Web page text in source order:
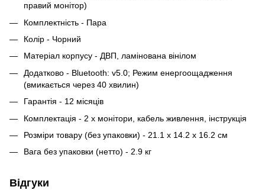
правий монітор)
Комплектність - Пара
Колір - Чорний
Матеріал корпусу - ДВП, ламінована вінілом
Додатково - Bluetooth: v5.0; Режим енергоощадження
(вмикається через 40 хвилин)
Гарантія - 12 місяців
Комплектація - 2 x монітори, кабель живлення, інструкція
Розміри товару (без упаковки) - 21.1 x 14.2 x 16.2 см
Вага без упаковки (нетто) - 2.9 кг
Відгуки